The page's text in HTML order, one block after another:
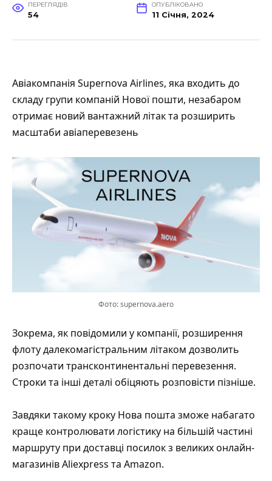
ПЕРЕГЛЯДІВ
54
ОПУБЛІКОВАНО
11 Січня, 2024
Авіакомпанія Supernova Airlines, яка входить до
складу групи компаній Нової пошти, незабаром
отримає новий вантажний літак та розширить
масштаби авіаперевезень
Фото: supernova.aero
Зокрема, як повідомили у компанії, розширення
флоту далекомагістральним літаком дозволить
розпочати трансконтинентальні перевезення.
Строки та інші деталі обіцяють розповісти пізніше.
Завдяки такому кроку Нова пошта зможе набагато
краще контролювати логістику на більшій частині
маршруту при доставці посилок з великих онлайн-
магазинів Aliexpress та Amazon.